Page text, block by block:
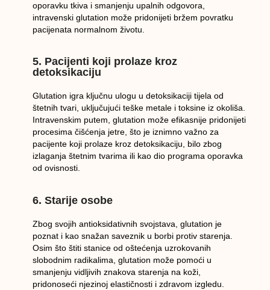
oporavku tkiva i smanjenju upalnih odgovora,
intravenski glutation može pridonijeti bržem povratku
pacijenata normalnom životu.
5. Pacijenti koji prolaze kroz
detoksikaciju
Glutation igra ključnu ulogu u detoksikaciji tijela od
štetnih tvari, uključujući teške metale i toksine iz okoliša.
Intravenskim putem, glutation može efikasnije pridonijeti
procesima čišćenja jetre, što je iznimno važno za
pacijente koji prolaze kroz detoksikaciju, bilo zbog
izlaganja štetnim tvarima ili kao dio programa oporavka
od ovisnosti.
6. Starije osobe
Zbog svojih antioksidativnih svojstava, glutation je
poznat i kao snažan saveznik u borbi protiv starenja.
Osim što štiti stanice od oštećenja uzrokovanih
slobodnim radikalima, glutation može pomoći u
smanjenju vidljivih znakova starenja na koži,
pridonoseći njezinoj elastičnosti i zdravom izgledu.